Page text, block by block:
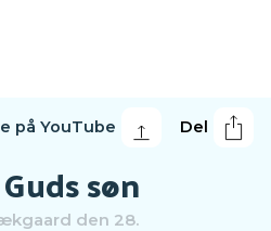
Del
på YouTube
søn
den 28.